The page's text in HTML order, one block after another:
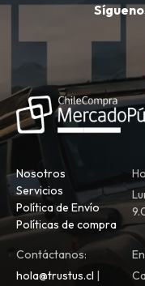
Nosotros
Servicios
Política de Envío
Políticas de compra
Contáctanos:
hola@trustus.cl |